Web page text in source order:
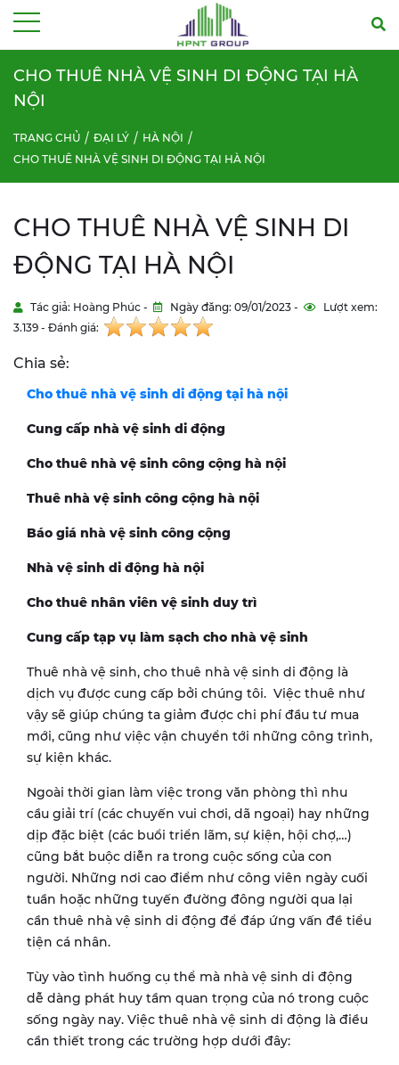
CHO THUÊ NHÀ VỆ SINH DI ĐỘNG TẠI HÀ
NỘI
TRANG CHỦ ĐẠI LÝ
HÀ NỘI
CHO THUÊ NHÀ VỆ SINH DI ĐỘNG TẠI HÀ NỘI
CHO THUÊ NHÀ VỆ SINH DI
ĐỘNG TẠI HÀ NỘI
Tác giả: Hoàng Phúc - Ngày đăng: 09/01/2023 -
Lượt xem:
3.139 - Đánh giá:
Chia sẻ:
Cho thuê nhà vệ sinh di động tại hà nội
Cung cấp nhà vệ sinh di động
Cho thuê nhà vệ sinh công cộng hà nội
Thuê nhà vệ sinh công cộng hà nội
Báo giá nhà vệ sinh công cộng
Nhà vệ sinh di động hà nội
Cho thuê nhân viên vệ sinh duy trì
Cung cấp tạp vụ làm sạch cho nhà vệ sinh
Thuê nhà vệ sinh, cho thuê nhà vệ sinh di động là
dịch vụ được cung cấp bởi chúng tôi. Việc thuê như
vậy sẽ giúp chúng ta giảm được chi phí đầu tư mua
mới, cũng như việc vận chuyển tới những công trình,
sự kiện khác.
Ngoài thời gian làm việc trong văn phòng thì nhu
cầu giải trí (các chuyến vui chơi, dã ngoại) hay những
dịp đặc biệt (các buổi triển lãm, sự kiện, hội chợ,…)
cũng bắt buộc diễn ra trong cuộc sống của con
người. Những nơi cao điểm như công viên ngày cuối
tuần hoặc những tuyến đường đông người qua lại
cần thuê nhà vệ sinh di động để đáp ứng vấn đề tiểu
tiện cá nhân.
Tùy vào tình huống cụ thể mà nhà vệ sinh di động
dễ dàng phát huy tầm quan trọng của nó trong cuộc
sống ngày nay. Việc thuê nhà vệ sinh di động là điều
cần thiết trong các trường hợp dưới đây: